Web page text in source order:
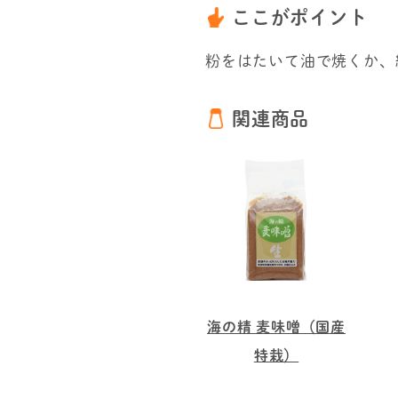
ここがポイント
粉をはたいて油で焼くか、
関連商品
海の精 麦味噌（国産
特栽）